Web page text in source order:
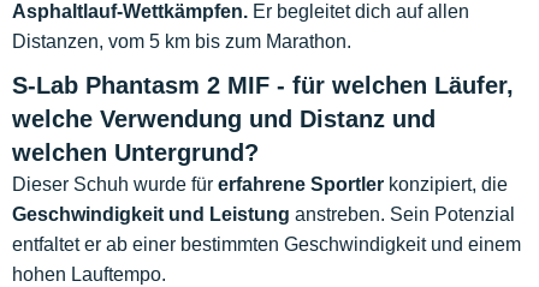
Asphaltlauf-Wettkämpfen. Er begleitet dich auf allen
Distanzen, vom 5 km bis zum Marathon.
S-Lab Phantasm 2 MIF - für welchen Läufer,
welche Verwendung und Distanz und
welchen Untergrund?
Dieser Schuh wurde für erfahrene Sportler konzipiert, die
Geschwindigkeit und Leistung anstreben. Sein Potenzial
entfaltet er ab einer bestimmten Geschwindigkeit und einem
hohen Lauftempo.